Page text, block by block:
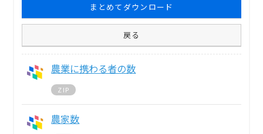
まとめてダウンロード
戻る
農業に携わる者の数
ZIP
農家数